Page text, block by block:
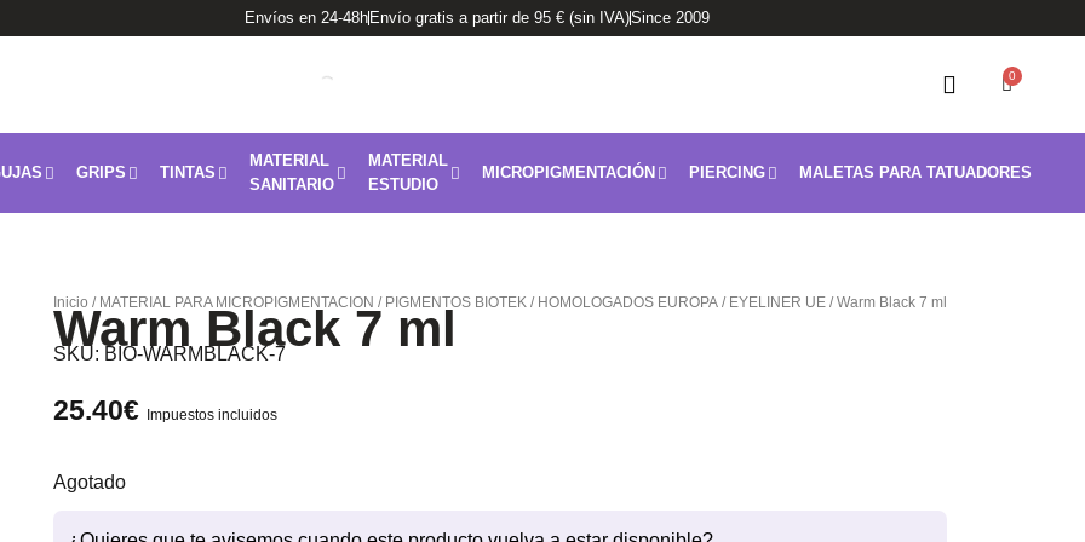
Envíos en 24-48h Envío gratis a partir de 95 € (sin IVA)Since 2009
0
Carrito
GRIPS TINTAS
MATERIAL
SANITARIO
MATERIAL
ESTUDIO
MICROPIGMENTACIÓN PIERCING MALETAS PARA TATUADORES
Inicio / MATERIAL PARA MICROPIGMENTACION / PIGMENTOS BIOTEK/ HOMOLOGADOS EUROPA/ EYELINER UE/ Warm Black 7 ml
Warm Black 7 ml
SKU: BIO-WARMBLACK-7
25.40€ Impuestos incluidos
Agotado